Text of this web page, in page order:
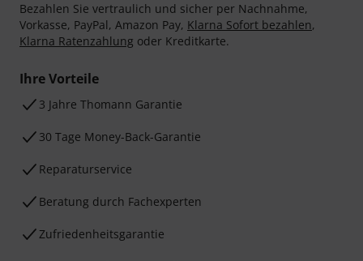
Bezahlen Sie vertraulich und sicher per Nachnahme,
Vorkasse, PayPal, Amazon Pay, Klarna Sofort bezahlen,
Klarna Ratenzahlung oder Kreditkarte.
Ihre Vorteile
3 Jahre Thomann Garantie
30 Tage Money-Back-Garantie
Reparaturservice
Beratung durch Fachexperten
Zufriedenheitsgarantie